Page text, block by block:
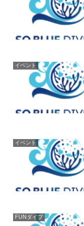
イベント
イベント
FUNダイブ